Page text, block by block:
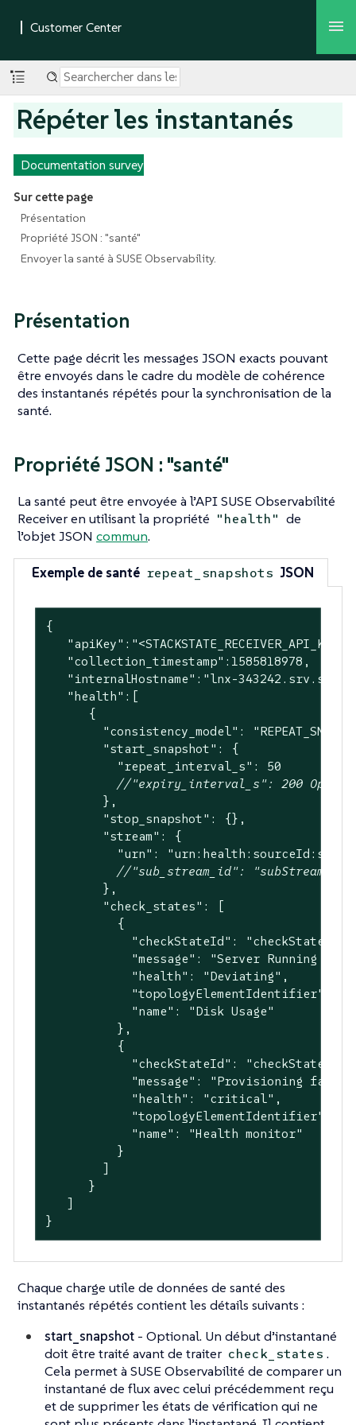
Répéter les instantanés
Documentation survey
Sur cette page
Présentation
Propriété JSON : "santé"
Envoyer la santé à SUSE Observability.
Présentation
Cette page décrit les messages JSON exacts pouvant
être envoyés dans le cadre du modèle de cohérence
des instantanés répétés pour la synchronisation de la
santé.
Propriété JSON : "santé"
La santé peut être envoyée à l’API SUSE Observabilité
Receiver en utilisant la propriété "health" de
l’objet JSON commun.
Exemple de santé repeat_snapshots JSON
{
"apiKey" : "<STACKSTATE_RECEIVER_API_KEY>"
"collection_timestamp" : 1585818978 ,
"internalHostname" : "lnx-
"health" :[
      {
"consistency_model" :
"start_snapshot" : {
"repeat_interval_s" : 50
//"expiry_interval_s": 200
        },
"stop_snapshot" : {},
"stream" : {
"urn" :
//"sub_stream_id": "subStreamId"
        },
"check_states" : [
          {
"checkStateId" : "checkStateId1"
"message" :
"Server Running
"health" : "Deviating" ,
"topologyElementIdentifier"
"name" :
"Disk Usage"
          },
          {
"checkStateId" : "checkStateId2"
"message" :
"Provisioning
"health" : "critical" ,
"topologyElementIdentifier"
"name" :
"Health monitor"
          }
        ]
      }
   ]
}
Chaque charge utile de données de santé des
instantanés répétés contient les détails suivants :
start_snapshot - Optional. Un début d’instantané
doit être traité avant de traiter check_states .
Cela permet à SUSE Observabilité de comparer un
instantané de flux avec celui précédemment reçu
et de supprimer les états de vérification qui ne